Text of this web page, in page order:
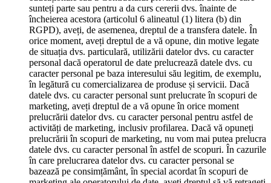
sunteți parte sau pentru a da curs cererii dvs. înainte de
încheierea acestora (articolul 6 alineatul (1) litera (b) din
RGPD), aveți, de asemenea, dreptul de a transfera datele. În
orice moment, aveți dreptul de a vă opune, din motive legate
de situația dvs. particulară, utilizării datelor dvs. cu caracter
personal dacă operatorul de date prelucrează datele dvs. cu
caracter personal pe baza interesului său legitim, de exemplu,
în legătură cu comercializarea de produse și servicii. Dacă
datele dvs. cu caracter personal sunt prelucrate în scopuri de
marketing, aveți dreptul de a vă opune în orice moment
prelucrării datelor dvs. cu caracter personal pentru astfel de
activități de marketing, inclusiv profilarea. Dacă vă opuneți
prelucrării în scopuri de marketing, nu vom mai putea prelucra
datele dvs. cu caracter personal în astfel de scopuri. În cazurile
în care prelucrarea datelor dvs. cu caracter personal se
bazează pe consimțământ, în special acordat în scopuri de